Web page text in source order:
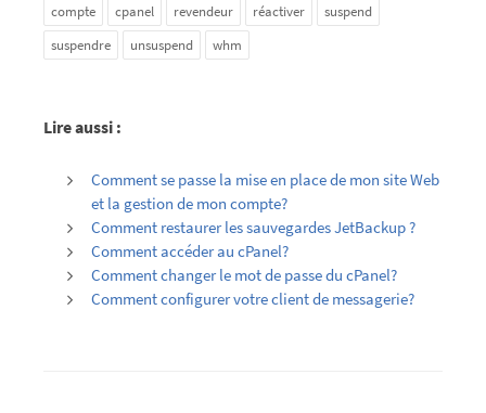
compte cpanel revendeur réactiver
suspend
suspendre
unsuspend whm
Lire aussi :
Comment se passe la mise en place de mon site Web
et la gestion de mon compte?
Comment restaurer les sauvegardes JetBackup ?
Comment accéder au cPanel?
Comment changer le mot de passe du cPanel?
Comment configurer votre client de messagerie?